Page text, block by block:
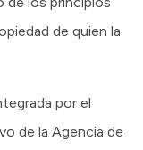
de quien la
por el
de la Agencia de